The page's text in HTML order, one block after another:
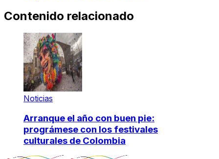
Contenido relacionado
Noticias
Arranque el año con buen pie:
prográmese con los festivales
culturales de Colombia